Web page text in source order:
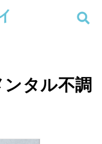
タル不調